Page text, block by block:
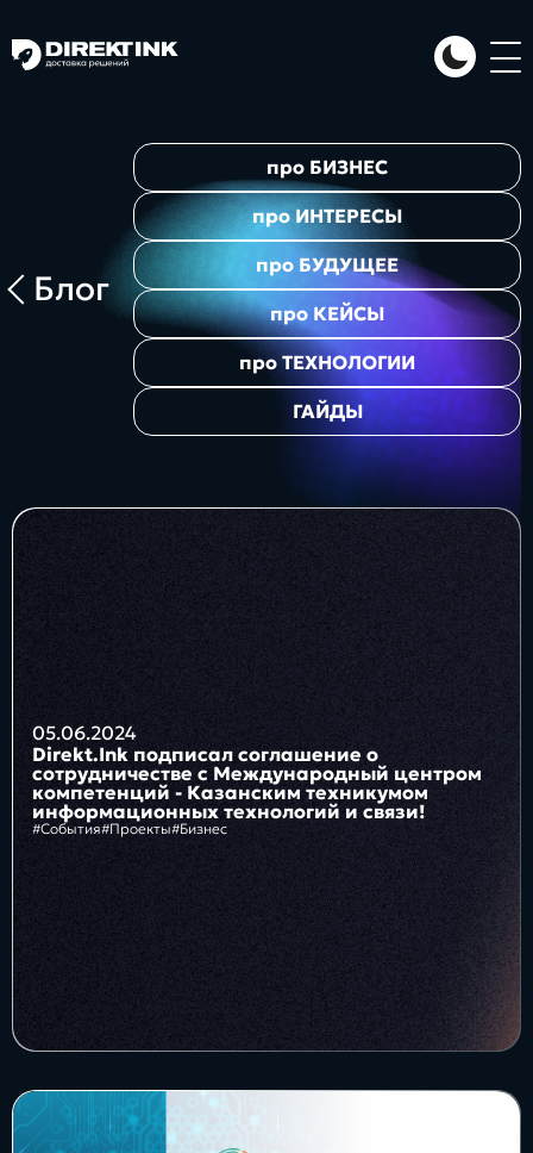
Направления
Web System
Проекты
Блог
Бизнес Интересы Будущее
Direkt
О нас Контакты Продукты
Заполнить
бриф
Блог
про БИЗНЕС
про ИНТЕРЕСЫ
про БУДУЩЕЕ
про КЕЙСЫ
проТЕХНОЛОГИИ
ГАЙДЫ
05.06.2024
Direkt.Ink подписал соглашение о
сотрудничестве с Международный центром
компетенций - Казанским техникумом
информационных технологий и связи!
#События#Проекты#Бизнес